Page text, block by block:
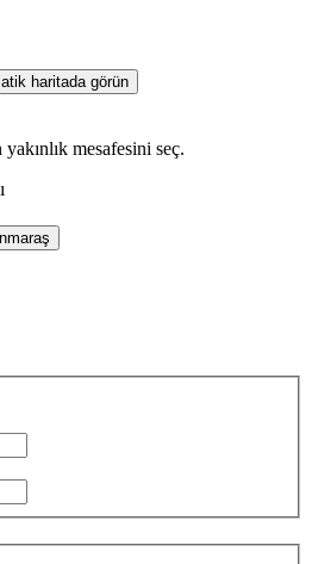
haritada görün
mesafesini seç.